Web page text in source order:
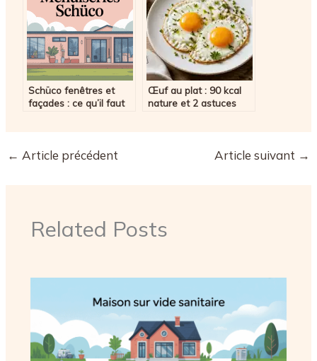
Schüco fenêtres et
façades : ce qu’il faut
Œuf au plat : 90 kcal
nature et 2 astuces
← Article précédent Article suivant →
Related Posts